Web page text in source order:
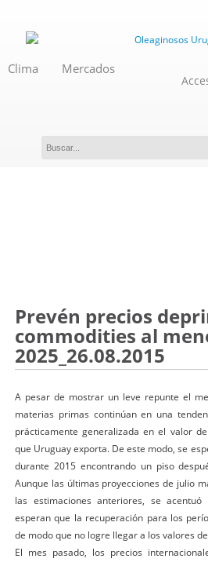
Clima Mercados
Prevén precios
commodities al
2025_26.08.2015
A pesar de mostrar un leve repunte el
materias primas continúan en una
prácticamente generalizada en el valor
que Uruguay exporta. De este modo, se
durante 2015 encontrando un piso
Aunque las últimas proyecciones de julio
las estimaciones anteriores, se
esperan que la recuperación para los
de modo que no logre llegar a los valores
El mes pasado, los precios